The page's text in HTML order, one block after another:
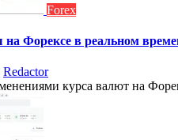
Forex
Форексе в реальном
Redactor
курса валют на